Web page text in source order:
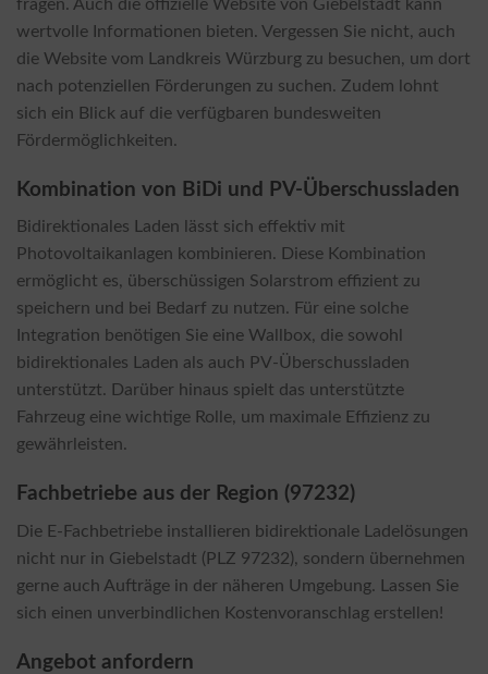
fragen. Auch die offizielle Website von Giebelstadt kann
wertvolle Informationen bieten. Vergessen Sie nicht, auch
die Website vom Landkreis Würzburg zu besuchen, um dort
nach potenziellen Förderungen zu suchen. Zudem lohnt
sich ein Blick auf die verfügbaren bundesweiten
Fördermöglichkeiten.
Kombination von BiDi und PV-Überschussladen
Bidirektionales Laden lässt sich effektiv mit
Photovoltaikanlagen kombinieren. Diese Kombination
ermöglicht es, überschüssigen Solarstrom effizient zu
speichern und bei Bedarf zu nutzen. Für eine solche
Integration benötigen Sie eine Wallbox, die sowohl
bidirektionales Laden als auch PV-Überschussladen
unterstützt. Darüber hinaus spielt das unterstützte
Fahrzeug eine wichtige Rolle, um maximale Effizienz zu
gewährleisten.
Fachbetriebe aus der Region (97232)
Die E-Fachbetriebe installieren bidirektionale Ladelösungen
nicht nur in Giebelstadt (PLZ 97232), sondern übernehmen
gerne auch Aufträge in der näheren Umgebung. Lassen Sie
sich einen unverbindlichen Kostenvoranschlag erstellen!
Angebot anfordern